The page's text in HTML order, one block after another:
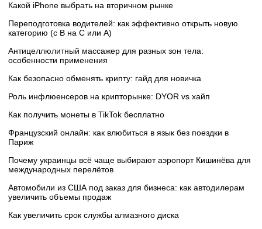
Какой iPhone выбрать на вторичном рынке
Переподготовка водителей: как эффективно открыть новую
категорию (с B на C или А)
Антицеллюлитный массажер для разных зон тела:
особенности применения
Как безопасно обменять крипту: гайд для новичка
Роль инфлюенсеров на крипторынке: DYOR vs хайп
Как получить монеты в TikTok бесплатно
Французский онлайн: как влюбиться в язык без поездки в
Париж
Почему украинцы всё чаще выбирают аэропорт Кишинёва для
международных перелётов
Автомобили из США под заказ для бизнеса: как автодилерам
увеличить объемы продаж
Как увеличить срок службы алмазного диска